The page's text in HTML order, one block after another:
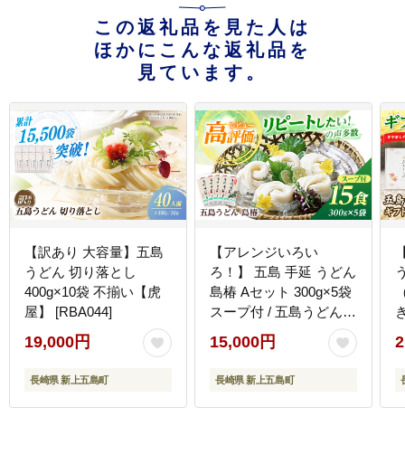
この返礼品を見た人は
ほかにこんな返礼品を
見ています。
【訳あり 大容量】五島
うどん 切り落とし
400g×10袋 不揃い【虎
屋】 [RBA044]
19,000円
長崎県 新上五島町
【アレンジいろい
ろ！】 五島 手延 うどん
島椿 Aセット 300g×5袋
スープ付 / 五島うどん
【さかい製麺】
[RAQ001]
15,000円
長崎県 新上五島町